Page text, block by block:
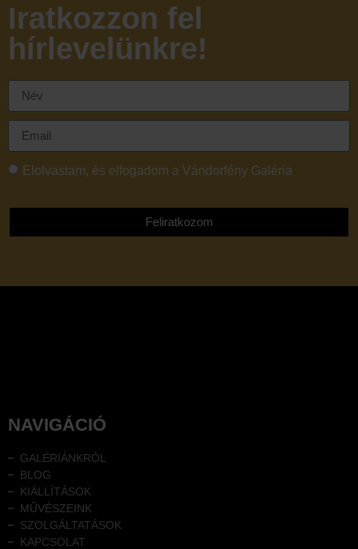
Iratkozzon fel
hírlevelünkre!
Elolvastam, és elfogadom a Vándorfény Galéria
Feliratkozom
NAVIGÁCIÓ
GALÉRIÁNKRÓL
BLOG
KIÁLLÍTÁSOK
MŰVÉSZEINK
SZOLGÁLTATÁSOK
KAPCSOLAT